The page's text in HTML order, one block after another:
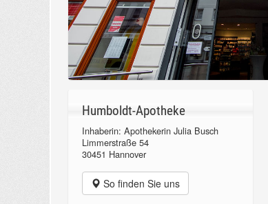
Humboldt-Apotheke
Inhaberin: Apothekerin Julia Busch
Limmerstraße 54
30451 Hannover
So finden Sie uns